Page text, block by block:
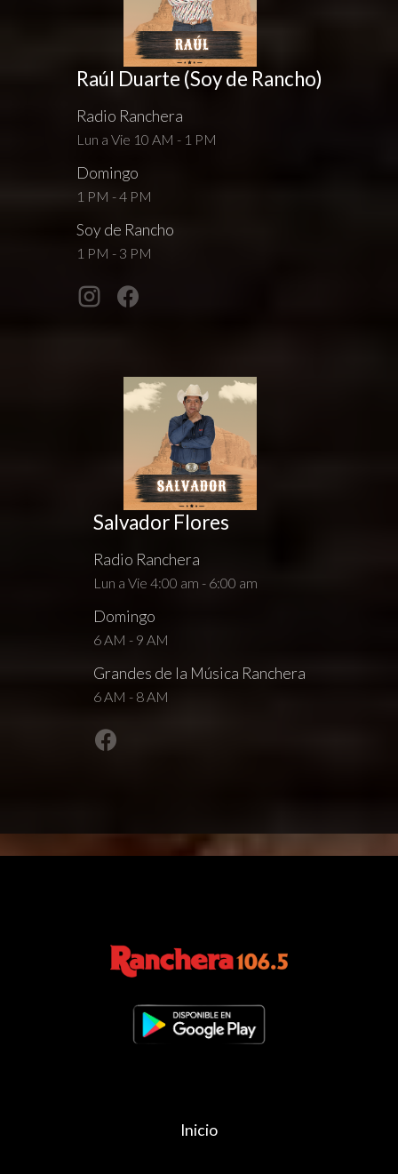
Raúl Duarte (Soy de Rancho)
Radio Ranchera
Lun a Vie 10 AM - 1 PM
Domingo
1 PM - 4 PM
Soy de Rancho
1 PM - 3 PM
Salvador Flores
Radio Ranchera
Lun a Vie 4:00 am - 6:00 am
Domingo
6 AM - 9 AM
Grandes de la Música Ranchera
6 AM - 8 AM
Inicio